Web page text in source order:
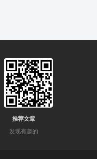
推荐文章
发现有趣的